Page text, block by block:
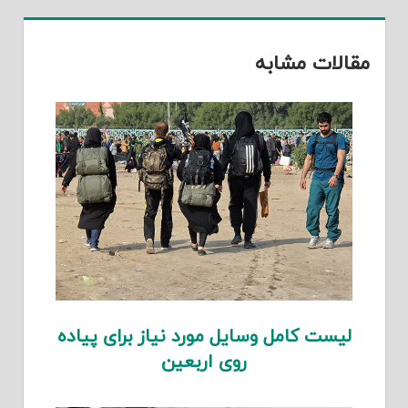
مقالات مشابه
لیست کامل وسایل مورد نیاز برای پیاده
روی اربعین